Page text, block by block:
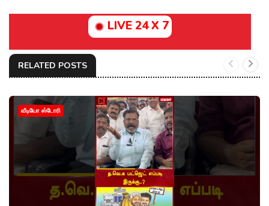
LIVE 24 X 7
RELATED POSTS
வீடியோ ஸ்டோரி